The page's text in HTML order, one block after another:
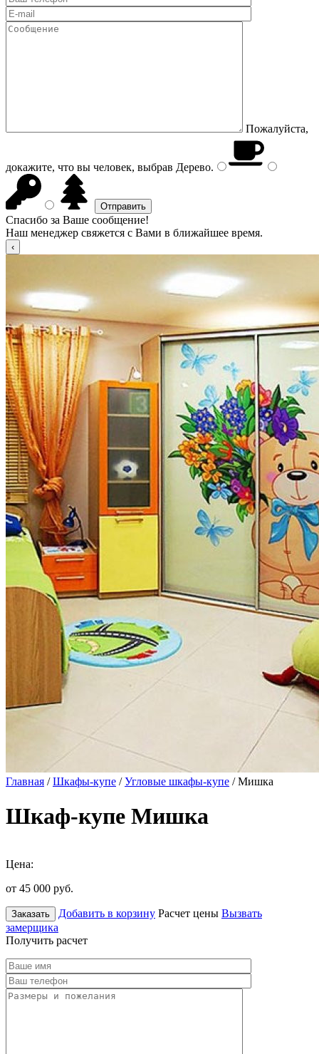
Пожалуйста,
докажите, что вы человек, выбрав Дерево.
Спасибо за Ваше сообщение!
Наш менеджер свяжется с Вами в ближайшее время.
Главная /Шкафы-купе /Угловые шкафы-купе / Мишка
Шкаф-купе Мишка
Цена:
от 45 000 руб.
Заказать Добавить в корзину Расчет цены Вызвать
замерщика
Получить расчет